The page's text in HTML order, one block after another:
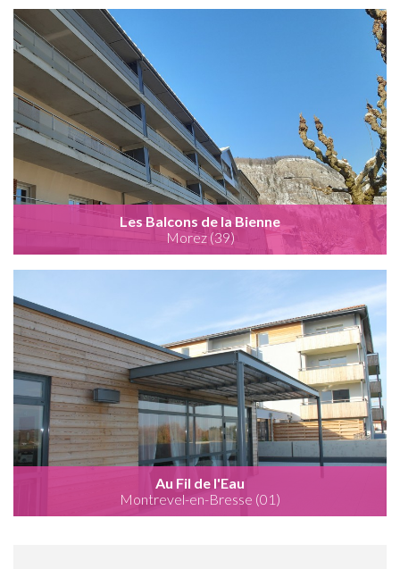
Les Balcons de la Bienne
Morez (39)
Au Fil de l'Eau
Montrevel-en-Bresse (01)